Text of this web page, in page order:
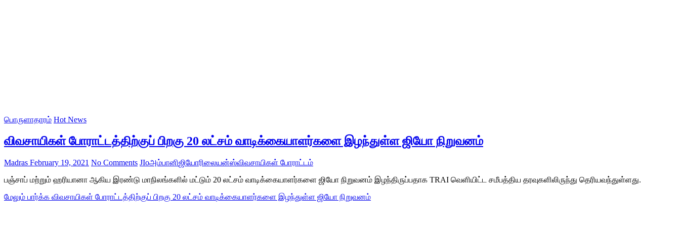
பொருளாதாரம் Hot News
விவசாயிகள் போராட்டத்திற்குப் பிறகு 20 லட்சம் வாடிக்கையாளர்களை இழந்துள்ள ஜியோ நிறுவனம்
Madras February 19, 2021 No Comments JIoஅம்பானிஜியோரிலையன்ஸ்விவசாயிகள் போராட்டம்
பஞ்சாப் மற்றும் ஹரியானா ஆகிய இரண்டு மாநிலங்களில் மட்டும் 20 லட்சம் வாடிக்கையாளர்களை ஜியோ நிறுவனம் இழந்திருப்பதாக TRAI வெளியிட்ட சமீபத்திய தரவுகளிலிருந்து தெரியவந்துள்ளது.
மேலும் பார்க்க விவசாயிகள் போராட்டத்திற்குப் பிறகு 20 லட்சம் வாடிக்கையாளர்களை இழந்துள்ள ஜியோ நிறுவனம்